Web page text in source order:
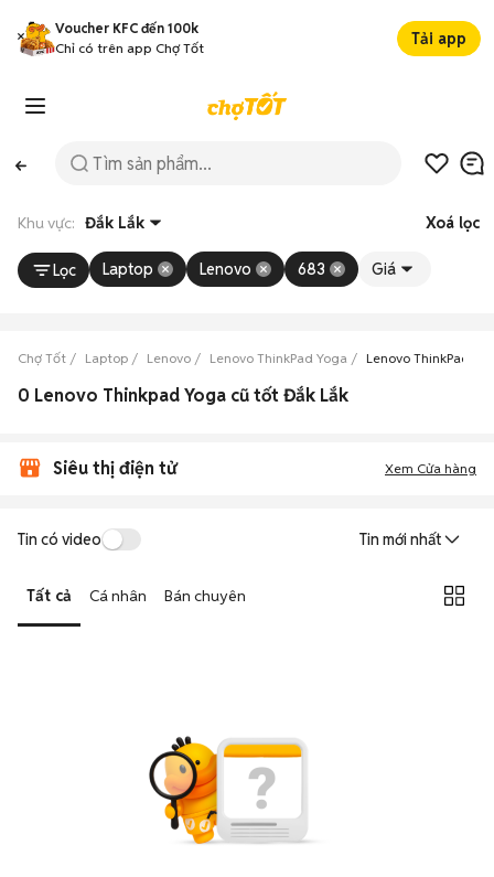
Voucher KFC đến 100k
Chỉ có trên app Chợ Tốt
Tải app
Khu vực: Đắk Lắk Xoá lọc
Lọc Laptop Lenovo 683 Giá
Chợ Tốt Laptop Lenovo Lenovo ThinkPad Yoga Lenovo ThinkPad
0 Lenovo Thinkpad Yoga cũ tốt Đắk Lắk
Siêu thị điện tử Xem Cửa hàng
Tin có video Tin mới nhất
Tất cả Cá nhân Bán chuyên